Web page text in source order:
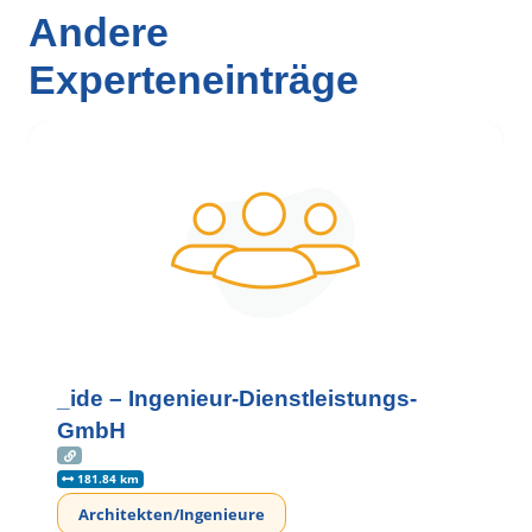
Andere
Experteneinträge
_ide – Ingenieur-Dienstleistungs-
GmbH
181.84 km
Architekten/Ingenieure